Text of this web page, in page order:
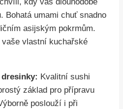
kdy vás dlouhodobě
Bohatá umami chuť snadno
asijským pokrmům.
vlastní kuchařské
Kvalitní sushi
základ pro přípravu
poslouží i při